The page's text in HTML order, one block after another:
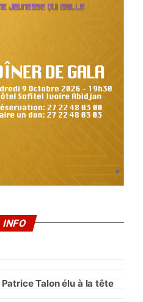
INFO
Talon élu à la tête